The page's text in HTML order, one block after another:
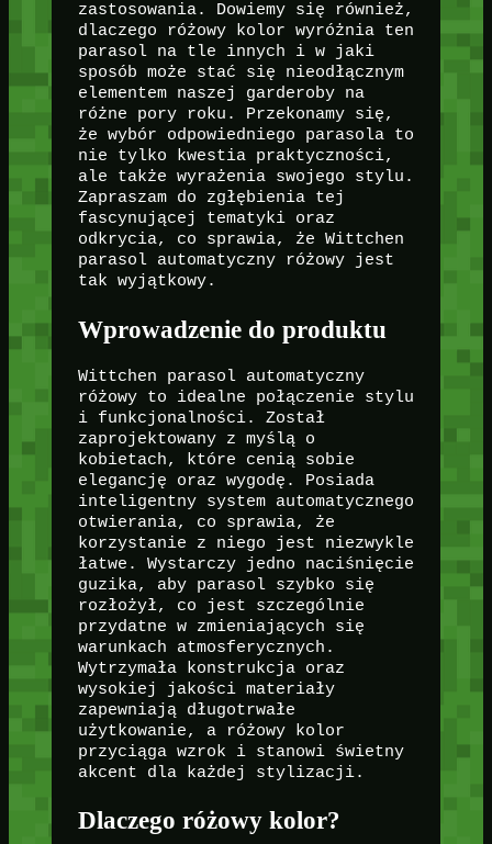
zastosowania. Dowiemy się również,
dlaczego różowy kolor wyróżnia ten
parasol na tle innych i w jaki
sposób może stać się nieodłącznym
elementem naszej garderoby na
różne pory roku. Przekonamy się,
że wybór odpowiedniego parasola to
nie tylko kwestia praktyczności,
ale także wyrażenia swojego stylu.
Zapraszam do zgłębienia tej
fascynującej tematyki oraz
odkrycia, co sprawia, że Wittchen
parasol automatyczny różowy jest
tak wyjątkowy.
Wprowadzenie do produktu
Wittchen parasol automatyczny
różowy to idealne połączenie stylu
i funkcjonalności. Został
zaprojektowany z myślą o
kobietach, które cenią sobie
elegancję oraz wygodę. Posiada
inteligentny system automatycznego
otwierania, co sprawia, że
korzystanie z niego jest niezwykle
łatwe. Wystarczy jedno naciśnięcie
guzika, aby parasol szybko się
rozłożył, co jest szczególnie
przydatne w zmieniających się
warunkach atmosferycznych.
Wytrzymała konstrukcja oraz
wysokiej jakości materiały
zapewniają długotrwałe
użytkowanie, a różowy kolor
przyciąga wzrok i stanowi świetny
akcent dla każdej stylizacji.
Dlaczego różowy kolor?